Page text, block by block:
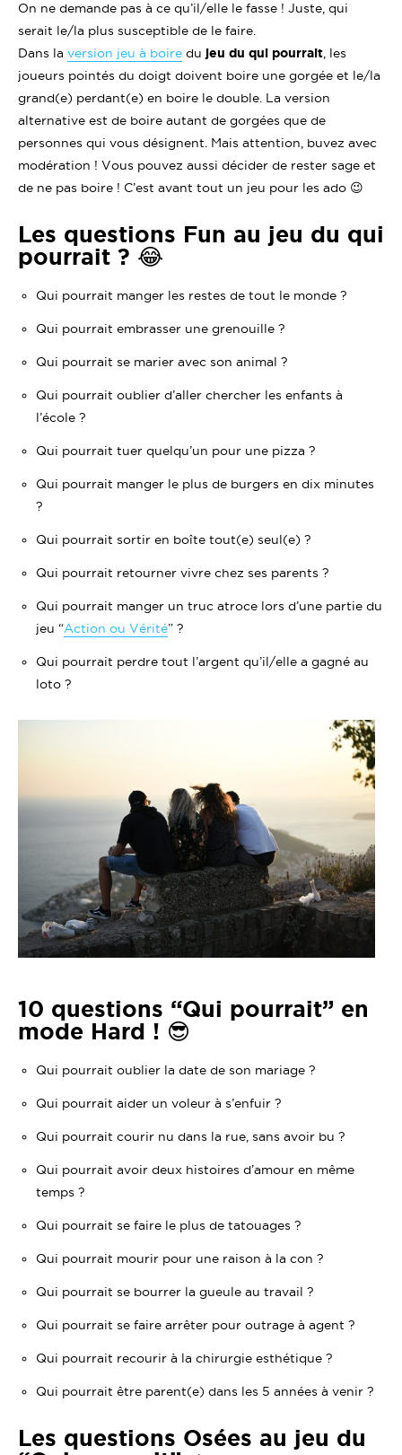
On ne demande pas à ce qu’il/elle le fasse ! Juste, qui
serait le/la plus susceptible de le faire.
Dans la version jeu à boire du jeu du qui pourrait , les
joueurs pointés du doigt doivent boire une gorgée et le/la
grand(e) perdant(e) en boire le double. La version
alternative est de boire autant de gorgées que de
personnes qui vous désignent. Mais attention, buvez avec
modération ! Vous pouvez aussi décider de rester sage et
de ne pas boire ! C’est avant tout un jeu pour les ado 😉
Les questions Fun au jeu du qui
pourrait ? 😂
Qui pourrait manger les restes de tout le monde ?
Qui pourrait embrasser une grenouille ?
Qui pourrait se marier avec son animal ?
Qui pourrait oublier d’aller chercher les enfants à
l’école ?
Qui pourrait tuer quelqu’un pour une pizza ?
Qui pourrait manger le plus de burgers en dix minutes
?
Qui pourrait sortir en boîte tout(e) seul(e) ?
Qui pourrait retourner vivre chez ses parents ?
Qui pourrait manger un truc atroce lors d’une partie du
jeu “Action ou Vérité” ?
Qui pourrait perdre tout l’argent qu’il/elle a gagné au
loto ?
10 questions “Qui pourrait” en
mode Hard ! 😎
Qui pourrait oublier la date de son mariage ?
Qui pourrait aider un voleur à s’enfuir ?
Qui pourrait courir nu dans la rue, sans avoir bu ?
Qui pourrait avoir deux histoires d’amour en même
temps ?
Qui pourrait se faire le plus de tatouages ?
Qui pourrait mourir pour une raison à la con ?
Qui pourrait se bourrer la gueule au travail ?
Qui pourrait se faire arrêter pour outrage à agent ?
Qui pourrait recourir à la chirurgie esthétique ?
Qui pourrait être parent(e) dans les 5 années à venir ?
Les questions Osées au jeu du